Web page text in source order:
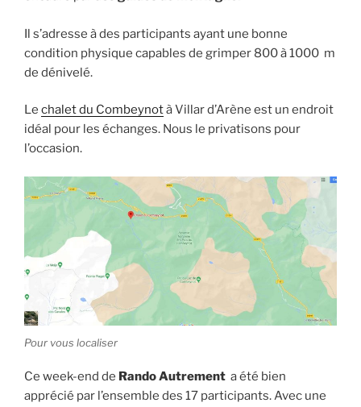
Il s’adresse à des participants ayant une bonne
condition physique capables de grimper 800 à 1000 m
de dénivelé.
Le chalet du Combeynotà Villar d’Arène est un endroit
idéal pour les échanges. Nous le privatisons pour
l’occasion.
Pour vous localiser
Ce week-end de Rando Autrement a été bien
apprécié par l’ensemble des 17 participants. Avec une